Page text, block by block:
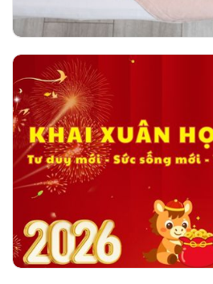
Khai xuân học đường -
sống mới - Vươn